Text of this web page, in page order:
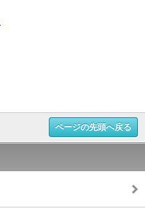
ページの先頭へ戻る